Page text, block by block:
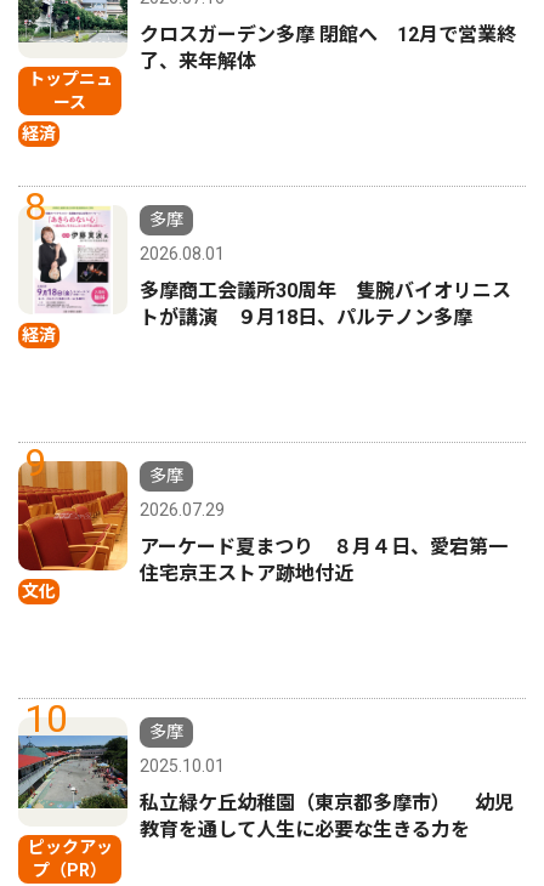
トップニュ
ース
経済
クロスガーデン多摩 閉館へ 12月で営業終
了、来年解体
8
経済
多摩
2026.08.01
多摩商工会議所30周年 隻腕バイオリニス
トが講演 ９月18日、パルテノン多摩
9
文化
多摩
2026.07.29
アーケード夏まつり ８月４日、愛宕第一
住宅京王ストア跡地付近
10
ピックアッ
プ（PR）
多摩
2025.10.01
私立緑ケ丘幼稚園（東京都多摩市） 幼児
教育を通して人生に必要な生きる力を